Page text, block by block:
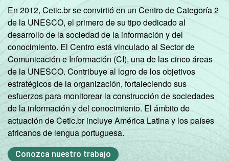
INSTRUÇÃO
Fundamental
1
incompleto
1,80
Fundamental
1
completo
2,02
Fundamental
2
incompleto
3,96 2,86
En 2012, Cetic.br se convirtió en un Centro de Categoría 2
de la UNESCO, el primero de su tipo dedicado al
desarrollo de la sociedad de la información y del
conocimiento. El Centro está vinculado al Sector de
Comunicación e Información (CI), una de las cinco áreas
de la UNESCO. Contribuye al logro de los objetivos
estratégicos de la organización, fortaleciendo sus
esfuerzos para monitorear la construcción de sociedades
de la información y del conocimiento. El ámbito de
actuación de Cetic.br incluye América Latina y los países
africanos de lengua portuguesa.
Conozca nuestro trabajo